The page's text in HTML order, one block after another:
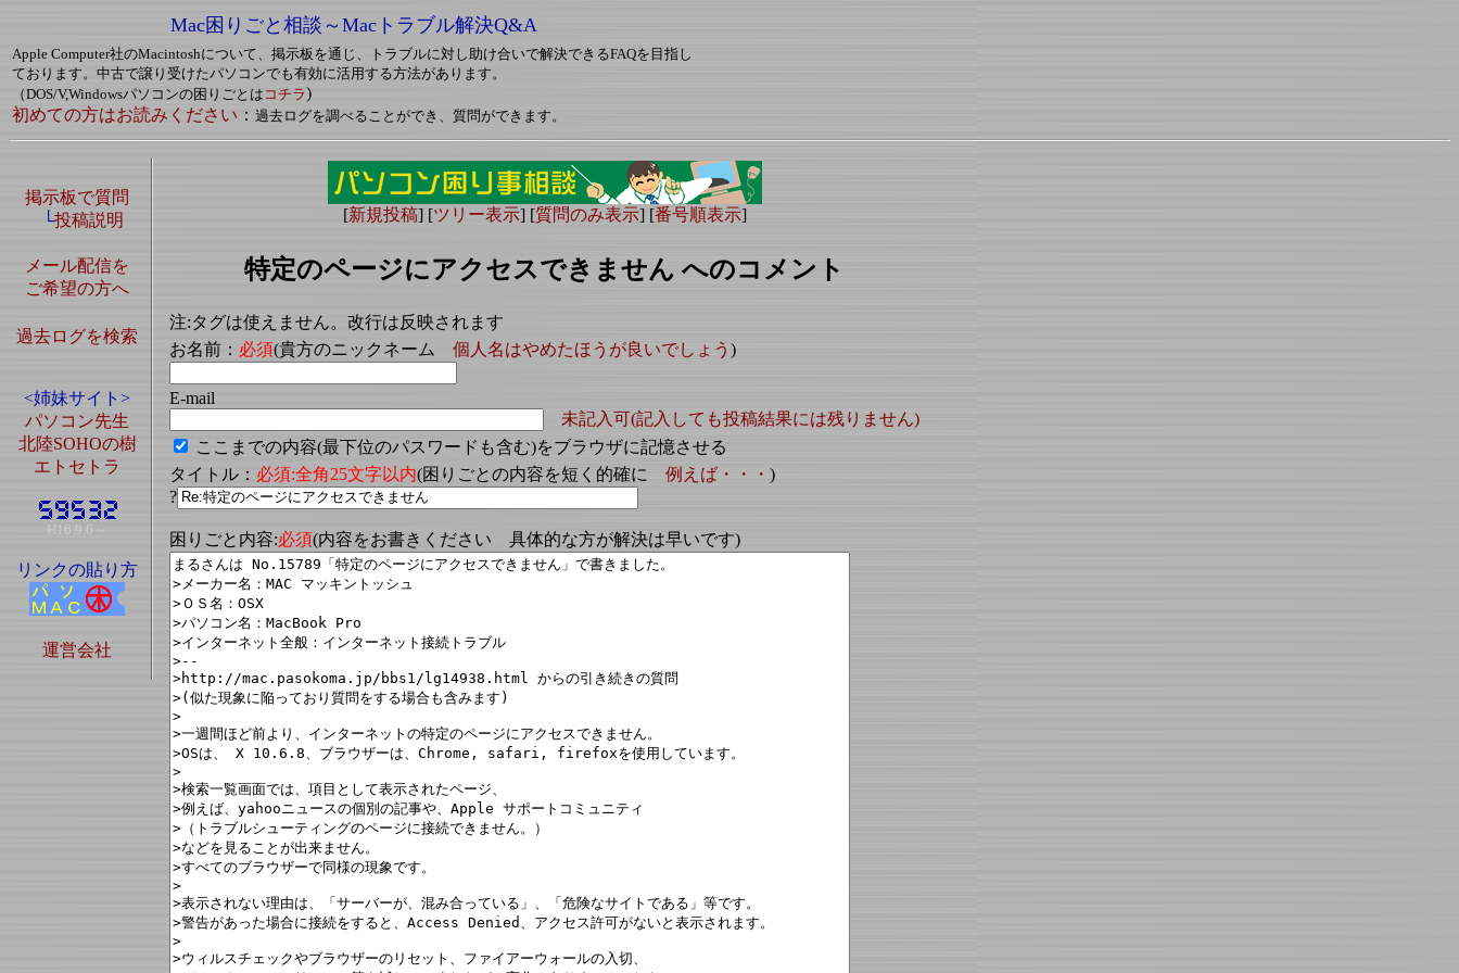
Mac困りごと相談～Macトラブル解決Q&A
Apple Computer社のMacintoshについて、掲示板を通じ、トラブルに対し助け合いで解決できるFAQを目指し
ております。中古で譲り受けたパソコンでも有効に活用する方法があります。
（DOS/V,Windowsパソコンの困りごとは コチラ)
初めての方はお読みください ： 過去ログを調べることができ、質問ができます。
[新規投稿] [ツリー表示] [質問のみ表示] [番号順表示]
特定のページにアクセスできません へのコメント
注:タグは使えません。改行は反映されます
お名前： 必須(貴方のニックネーム 個人名はやめたほうが良いでしょう )
E-mail
未記入可(記入しても投稿結果には残りません)
ここまでの内容(最下位のパスワードも含む)をブラウザに記憶させる
タイトル： 必須:全角25文字以内(困りごとの内容を短く的確に 例えば・・・ )
?
困りごと内容:必須(内容をお書きください 具体的な方が解決は早いです)
掲示板で質問
└投稿説明
メール配信を
ご希望の方へ
過去ログを検索
<姉妹サイト>
パソコン先生
北陸SOHOの樹
エトセトラ
H16.9.6～
リンクの貼り方
運営会社